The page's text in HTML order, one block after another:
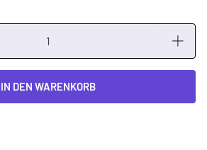
IN DEN WARENKORB